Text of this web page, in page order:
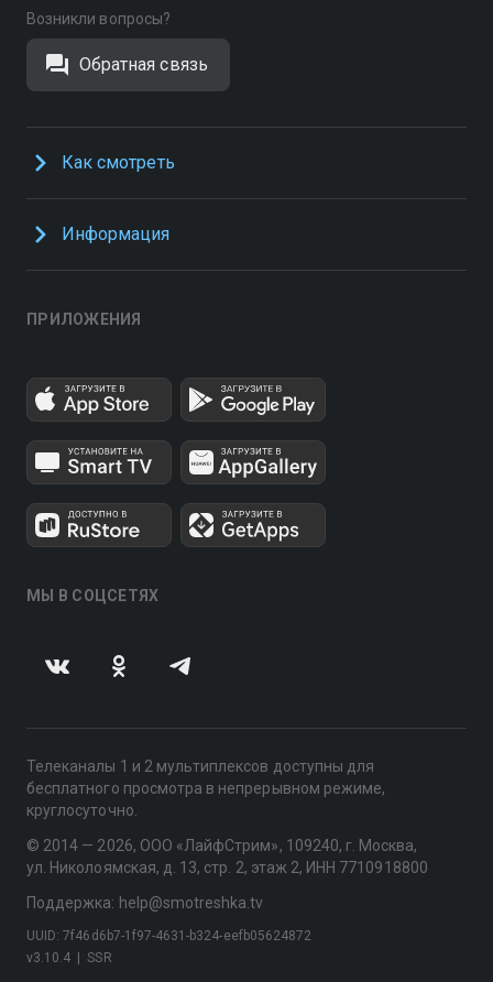
Возникли вопросы?
Обратная связь
Как смотреть
Информация
ПРИЛОЖЕНИЯ
МЫ В СОЦСЕТЯХ
Телеканалы 1 и 2 мультиплексов доступны для
бесплатного просмотра в непрерывном режиме,
круглосуточно.
© 2014 — 2026, ООО «ЛайфСтрим», 109240, г. Москва,
ул. Николоямская, д. 13, стр. 2, этаж 2, ИНН 7710918800
Поддержка: help@smotreshka.tv
v3.10.4 SSR
UUID: 7f46d6b7-1f97-4631-b324-eefb05624872